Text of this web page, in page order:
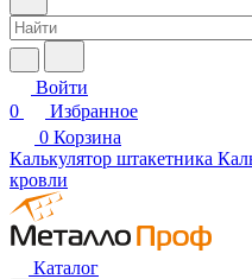
Войти
0
Избранное
0 Корзина
Калькулятор штакетника
кровли
Каталог